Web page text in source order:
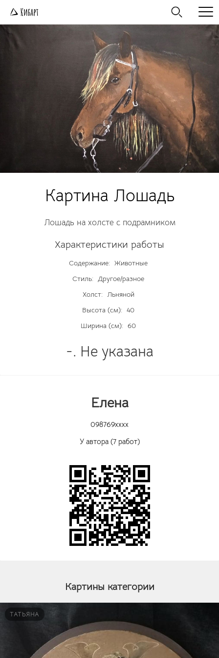
Картина Лошадь
Лошадь на холсте с подрамником
Характеристики работы
Содержание: Животные
Стиль: Другое/разное
Холст: Льняной
Высота (см): 40
Ширина (см): 60
-. Не указана
Елена
098769xxxx
У автора (7 работ)
Картины категории
ТАТЬЯНА